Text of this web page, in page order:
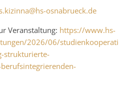
osnabrueck.de
Veranstaltung: https://www.hs-
2026/06/
strukturierte-